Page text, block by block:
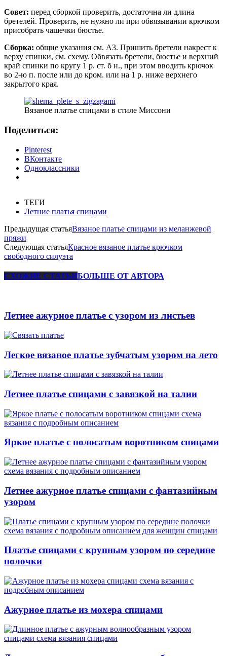
Совет: перед сборкой проверить, достаточна ли длина
бретелей. Проверить, не нужно ли при обвязывании крючком
присобрать чашечки бюстье.
Сборка: общие указания см. A3. Пришить бретели накрест к
верху спинки, см. схему. Обвязать бретели, бюстье и верхний
край спинки по кругу 1 р. ст. б н., при этом вводить крючок
во 2-ю п. после или до кром. или на 1 р. ниже верхнего
закрытого края.
Вязаное платье спицами в стиле Миссони
Поделиться:
Pinterest
ВКонтакте
Одноклассники
ТЕГИ
Летние платья спицами
Предыдущая статьяВязаное платье спицами из меланжевой
пряжи
Следующая статьяКрасное вязаное платье крючком
свободного силуэта
СХОЖИЕ СТАТЬИБОЛЬШЕ ОТ АВТОРА
Летнее ажурное платье с узором из листьев
Легкое вязаное платье зубчатым узором на лето
Летнее платье спицами с завязкой на талии
Яркое платье с полосатым воротником спицами
Летнее ажурное платье спицами с фантазийным
узором
Платье спицами с крупным узором по середине
полочки
Ажурное платье из мохера спицами